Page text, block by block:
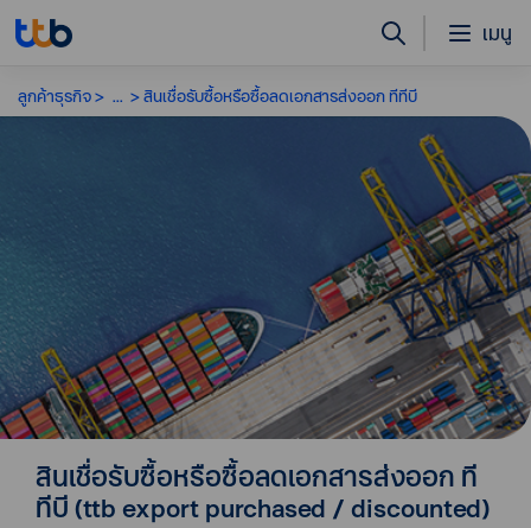
เมนู
ลูกค้าธุรกิจ ... สินเชื่อรับซื้อหรือซื้อลดเอกสารส่งออก ทีทีบี
สินเชื่อรับซื้อหรือซื้อลดเอกสารส่งออก ที
ทีบี (ttb export purchased / discounted)